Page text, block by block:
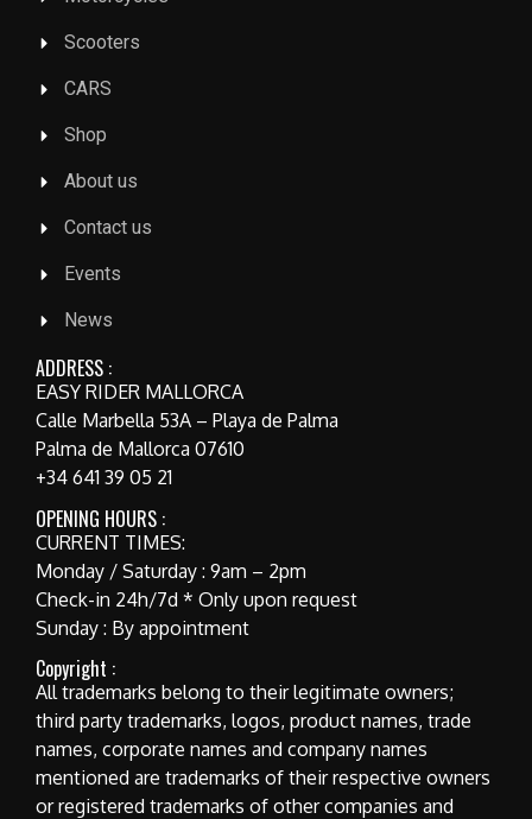
Scooters
CARS
Shop
About us
Contact us
Events
News
ADDRESS :
EASY RIDER MALLORCA
Calle Marbella 53A – Playa de Palma
Palma de Mallorca 07610
+34 641 39 05 21
OPENING HOURS :
CURRENT TIMES:
Monday / Saturday : 9am – 2pm
Check-in 24h/7d * Only upon request
Sunday : By appointment
Copyright :
All trademarks belong to their legitimate owners;
third party trademarks, logos, product names, trade
names, corporate names and company names
mentioned are trademarks of their respective owners
or registered trademarks of other companies and